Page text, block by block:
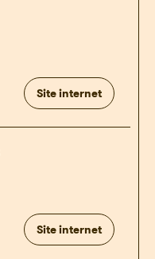
Site internet
Site internet